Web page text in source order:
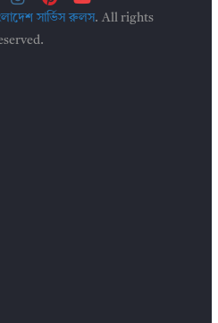
সার্ভিস রুলস. All rights